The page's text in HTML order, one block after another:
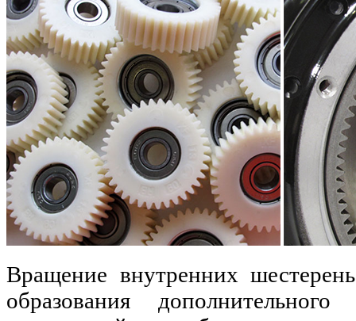
Вращение внутренних
образования